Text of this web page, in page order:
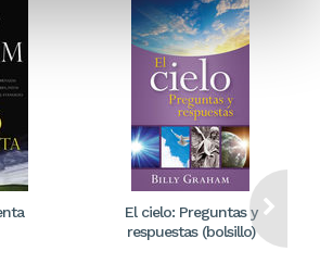
El cielo: Preguntas y
respuestas (bolsillo)